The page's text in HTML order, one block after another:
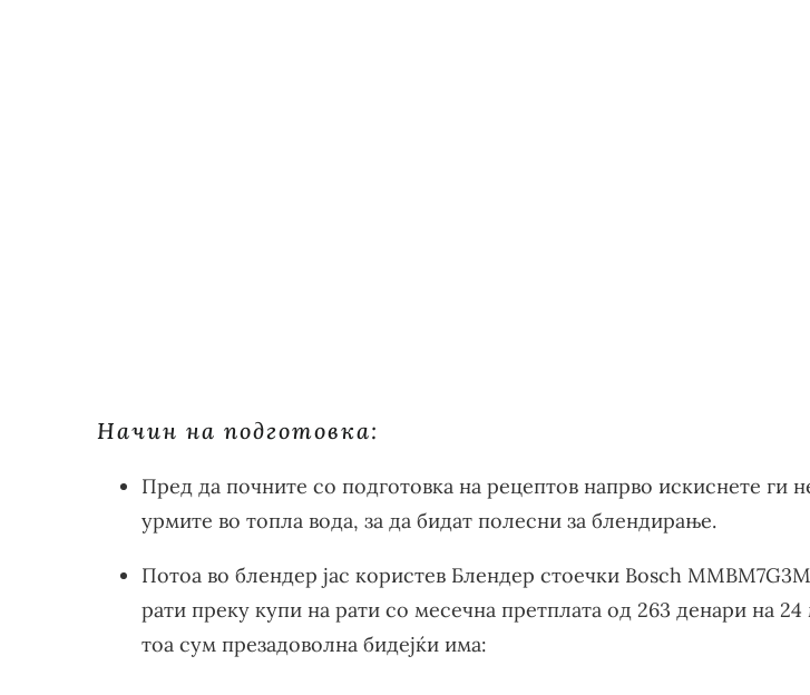
Начин на подготовка:
Пред да почните со подготовка на рецептов напрво искиснете ги
урмите во топла вода, за да бидат полесни за блендирање.
Потоа во блендер јас користев Блендер стоечки Bosch
рати преку купи на рати со месечна претплата од 263 денари на
тоа сум презадоволна бидејќи има: